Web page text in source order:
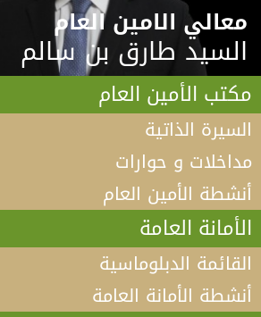
معالي الامين العام
السيد طارق بن سالم
مكتب الأمين العام
السيرة الذاتية
مداخلات و حوارات
أنشطة الأمين العام
الأمانة العامة
القائمة الدبلوماسية
أنشطة الأمانة العامة